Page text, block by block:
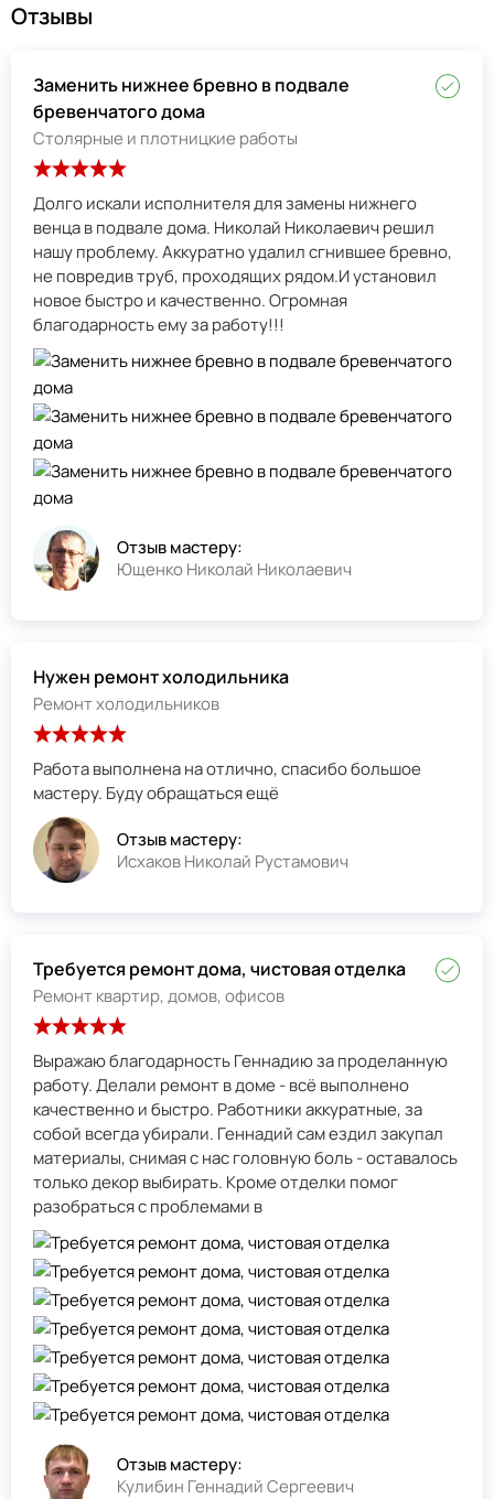
Отзывы
Заменить нижнее бревно в подвале
бревенчатого дома
Столярные и плотницкие работы
Долго искали исполнителя для замены нижнего
венца в подвале дома. Николай Николаевич решил
нашу проблему. Аккуратно удалил сгнившее бревно,
не повредив труб, проходящих рядом.И установил
новое быстро и качественно. Огромная
благодарность ему за работу!!!
Отзыв мастеру:
Ющенко Николай Николаевич
Нужен ремонт холодильника
Ремонт холодильников
Работа выполнена на отлично, спасибо большое
мастеру. Буду обращаться ещё
Отзыв мастеру:
Исхаков Николай Рустамович
Требуется ремонт дома, чистовая отделка
Ремонт квартир, домов, офисов
Выражаю благодарность Геннадию за проделанную
работу. Делали ремонт в доме - всё выполнено
качественно и быстро. Работники аккуратные, за
собой всегда убирали. Геннадий сам ездил закупал
материалы, снимая с нас головную боль - оставалось
только декор выбирать. Кроме отделки помог
разобраться с проблемами в
Отзыв мастеру:
Кулибин Геннадий Сергеевич